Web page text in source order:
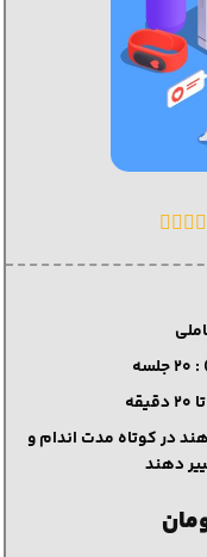




در کوتاه مدت اندام و
دهند